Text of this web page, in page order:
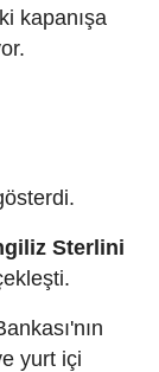
kapanışa
Sterlini
yurt içi